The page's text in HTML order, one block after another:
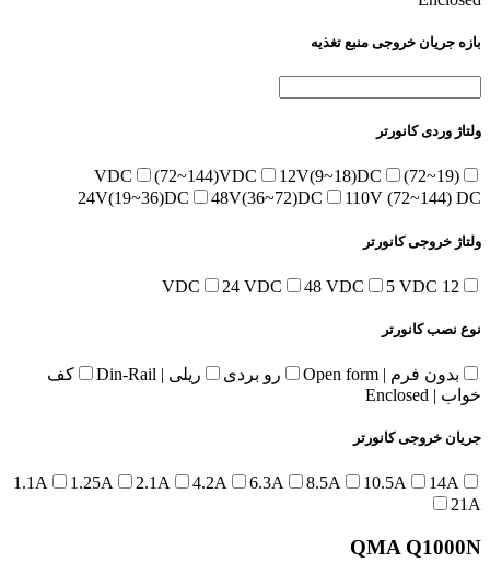
بازه جریان خروجی منبع تغذیه
ولتاژ وردی کانورتر
(19~72)VDC
(72~144)VDC
12V(9~18)DC
24V(19~36)DC
48V(36~72)DC 110V (72~144) DC
ولتاژ خروجی کانورتر
12 VDC
24 VDC 48 VDC 5 VDC
نوع نصب کانورتر
بدون فرم | Open form رو بردی ریلی | Din-Rail
کف
خواب | Enclosed
جریان خروجی کانورتر
1.1A 1.25A 2.1A 4.2A 6.3A 8.5A 10.5A
14A
21A
QMA Q1000N